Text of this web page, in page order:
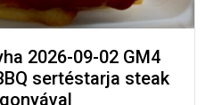
2026-09-02 GM4
sertéstarja steak